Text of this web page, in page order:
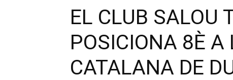
EL CLUB SALOU
POSICIONA 8È A
CATALANA DE